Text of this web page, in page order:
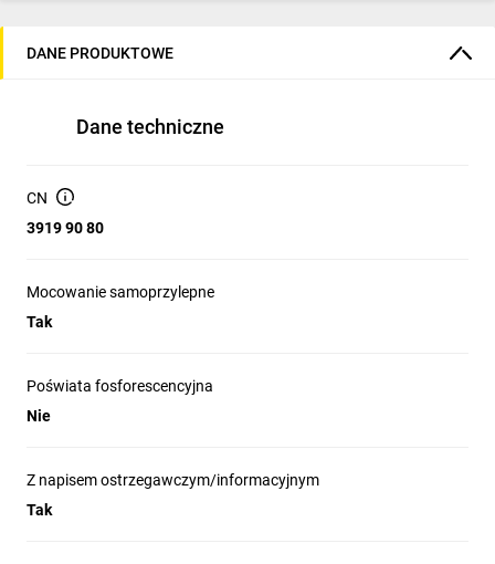
DANE PRODUKTOWE
Dane techniczne
CN
3919 90 80
Mocowanie samoprzylepne
Tak
Poświata fosforescencyjna
Nie
Z napisem ostrzegawczym/informacyjnym
Tak